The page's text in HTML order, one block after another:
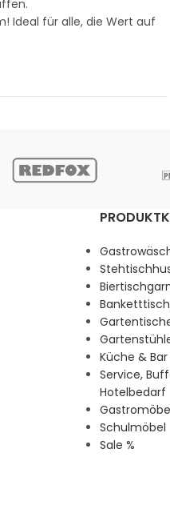
Ideal für alle, die Wert auf
Küche & Bar
Service,
Hotelbedarf
Schulmöbel
Sale %